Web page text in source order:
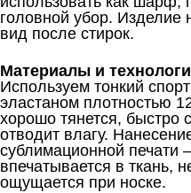
головной убор.
вид после стирок.
Материалы и
Используем тонкий
эластаном плотностью
хорошо тянется, быстро
отводит влагу.
сублимационной печати
впечатывается в ткань,
ощущается при носке.